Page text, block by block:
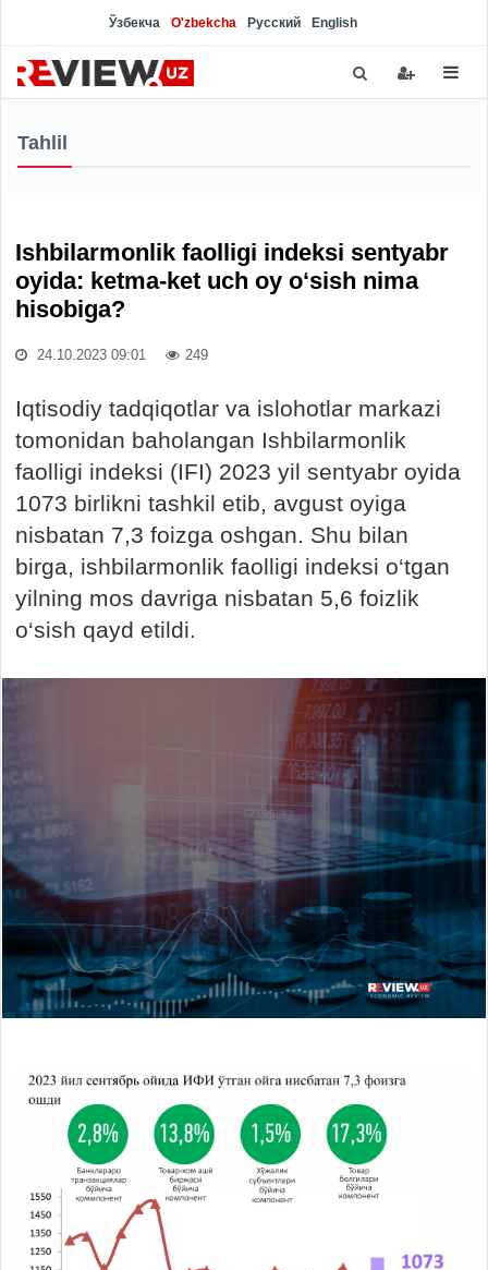
Ўзбекча O'zbekcha Русский English
Tahlil
Ishbilarmonlik faolligi indeksi sentyabr
oyida: ketma-ket uch oy o‘sish nima
hisobiga?
24.10.2023 09:01 249
Iqtisodiy tadqiqotlar va islohotlar markazi
tomonidan baholangan Ishbilarmonlik
faolligi indeksi (IFI) 2023 yil sentyabr oyida
1073 birlikni tashkil etib, avgust oyiga
nisbatan 7,3 foizga oshgan. Shu bilan
birga, ishbilarmonlik faolligi indeksi o‘tgan
yilning mos davriga nisbatan 5,6 foizlik
o‘sish qayd etildi.